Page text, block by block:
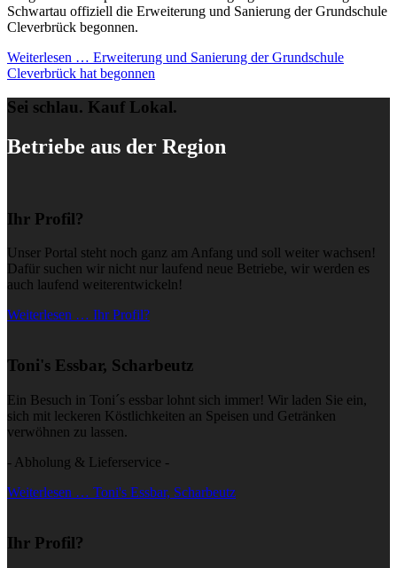
Schwartau offiziell die Erweiterung und Sanierung der Grundschule
Cleverbrück begonnen.
Weiterlesen … Erweiterung und Sanierung der Grundschule
Cleverbrück hat begonnen
Sei schlau. Kauf Lokal.
Betriebe aus der Region
Ihr Profil?
Unser Portal steht noch ganz am Anfang und soll weiter wachsen!
Dafür suchen wir nicht nur laufend neue Betriebe, wir werden es
auch laufend weiterentwickeln!
Weiterlesen … Ihr Profil?
Toni's Essbar, Scharbeutz
Ein Besuch in Toni´s essbar lohnt sich immer! Wir laden Sie ein,
sich mit leckeren Köstlichkeiten an Speisen und Getränken
verwöhnen zu lassen.
- Abholung & Lieferservice -
Weiterlesen … Toni's Essbar, Scharbeutz
Ihr Profil?